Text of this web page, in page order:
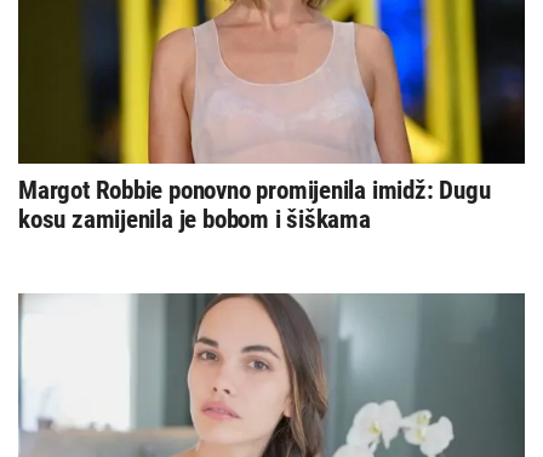
Margot Robbie ponovno promijenila imidž: Dugu
kosu zamijenila je bobom i šiškama